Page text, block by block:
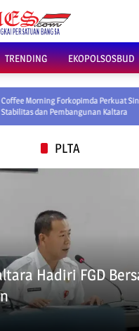
TRENDING EKOPOLSOSBUD
Forkopimda Perkuat Sinergi Jaga
Pembangunan Kaltara
PLTA
Hadiri FGD